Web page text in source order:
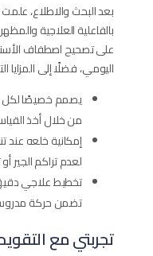
بعد البحث والاطلاع،
بالفاعلية العلاجية
على تصحيح اصطفاف
اليومي، فضلًا إلى المزايا
يصمم خصيصًا لكل
من خلال أخذ
إمكانية خلعه عند
لعدم تراكم الجير
تخطيط علاجي
تضمن حركة
تجربتي مع